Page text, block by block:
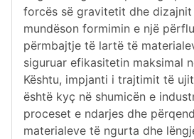
forcës së gravitetit dhe
mundëson formimin e një
përmbajtje të lartë të
siguruar efikasitetin maksimal
Kështu, impjanti i trajtimit të
është kyç në shumicën e
proceset e ndarjes dhe
materialeve të ngurta dhe